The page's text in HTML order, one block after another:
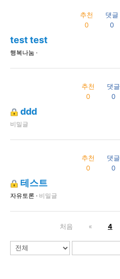
추천
0
댓글
0
test test
행복나눔 ·
추천
0
댓글
0
ddd
비밀글
추천
0
댓글
0
테스트
자유토론 · 비밀글
처음 « 4